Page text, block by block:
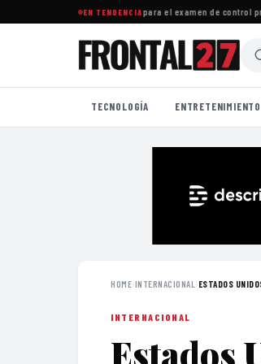
EN TENDENCIA
sedes, fechas y horarios para el examen de control
TECNOLOGÍA ENTRETENIMIENTO
HOME›INTERNACIONAL › ESTADOS
INTERNACIONAL
Estados